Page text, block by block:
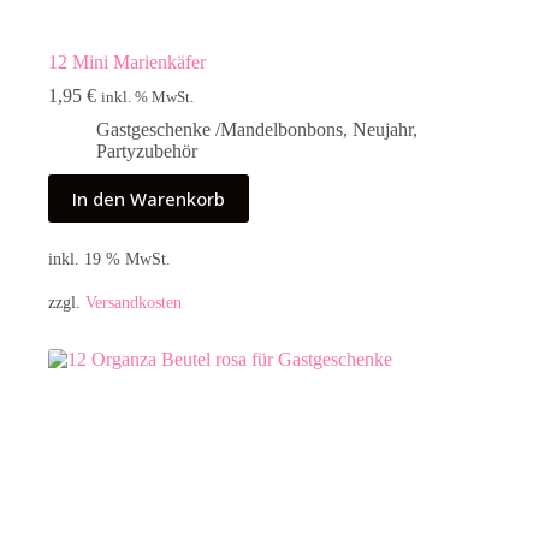
12 Mini Marienkäfer
1,95 € inkl. % MwSt.
Gastgeschenke /Mandelbonbons, Neujahr,
Partyzubehör
In den Warenkorb
inkl. 19 % MwSt.
zzgl. Versandkosten